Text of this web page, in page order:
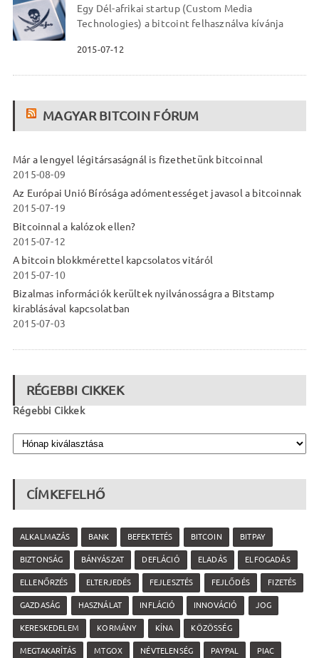
Egy Dél-afrikai startup (Custom Media
Technologies) a bitcoint felhasználva kívánja
2015-07-12
MAGYAR BITCOIN FÓRUM
Már a lengyel légitársaságnál is fizethetünk bitcoinnal
2015-08-09
Az Európai Unió Bírósága adómentességet javasol a bitcoinnak
2015-07-19
Bitcoinnal a kalózok ellen?
2015-07-12
A bitcoin blokkmérettel kapcsolatos vitáról
2015-07-10
Bizalmas információk kerültek nyilvánosságra a Bitstamp
kirablásával kapcsolatban
2015-07-03
RÉGEBBI CIKKEK
Régebbi Cikkek
CÍMKEFELHŐ
ALKALMAZÁS BANK BEFEKTETÉS BITCOIN BITPAY
BIZTONSÁG BÁNYÁSZAT DEFLÁCIÓ ELADÁS ELFOGADÁS
ELLENŐRZÉS ELTERJEDÉS FEJLESZTÉS FEJLŐDÉS FIZETÉS
GAZDASÁG HASZNÁLAT INFLÁCIÓ INNOVÁCIÓ JOG
KERESKEDELEM KORMÁNY KÍNA KÖZÖSSÉG
MEGTAKARÍTÁS MTGOX NÉVTELENSÉG PAYPAL PIAC